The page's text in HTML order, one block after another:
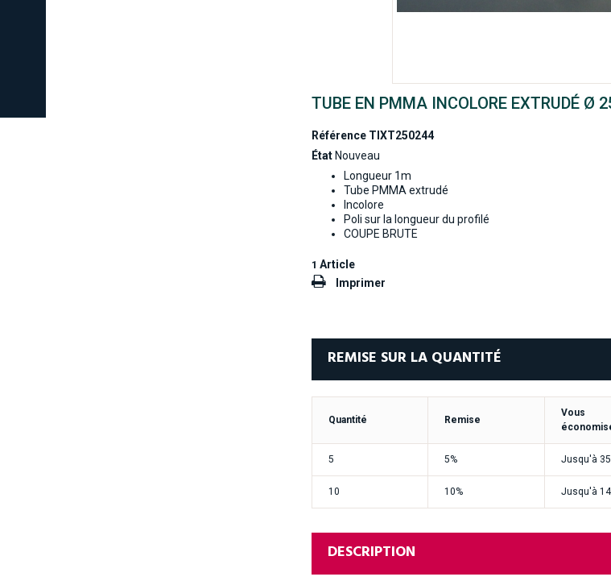
TUBE EN PMMA INCOLORE EXTRUDÉ Ø
Référence TIXT250244
État Nouveau
Longueur 1m
Tube PMMA extrudé
Incolore
Poli sur la longueur du profilé
COUPE BRUTE
1 Article
Imprimer
REMISE SUR LA QUANTITÉ
Quantité Remise
Vous
5 5% Jusqu'à
10 10% Jusqu'à
DESCRIPTION